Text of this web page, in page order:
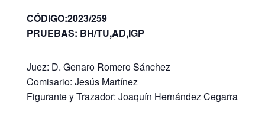
CÓDIGO:2023/259
PRUEBAS: BH/TU,AD,IGP
Juez: D. Genaro Romero Sánchez
Comisario: Jesús Martínez
Figurante y Trazador: Joaquín Hernández Cegarra